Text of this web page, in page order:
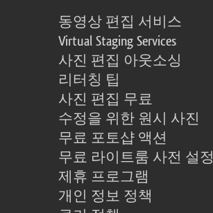
동영상 편집 서비스
Virtual Staging Services
사진 편집 아웃소싱
리터칭 팁
사진 편집 무료
수정을 위한 원시 사진
무료 포토샵 액션
무료 라이트룸 사전 설정
제휴 프로그램
개인 정보 정책